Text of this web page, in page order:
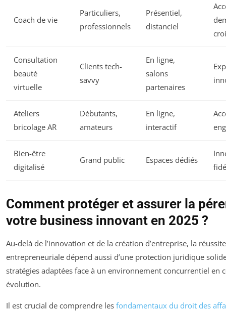
Coach de vie
Particuliers,
professionnels
Présentiel,
distanciel
Consultation
beauté
virtuelle
Clients tech-
savvy
En ligne,
salons
partenaires
Ateliers
bricolage AR
Débutants,
amateurs
En ligne,
interactif
Bien-être
digitalisé
Grand public Espaces dédiés
Comment protéger et assurer la
votre business innovant en 2025 ?
Au-delà de l’innovation et de la création d’entreprise, la réussite
entrepreneuriale dépend aussi d’une protection juridique
stratégies adaptées face à un environnement concurrentiel en
évolution.
Il est crucial de comprendre les fondamentaux du droit des